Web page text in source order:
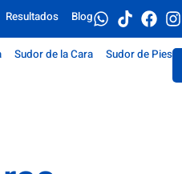
Resultados Blog
Sudor de la Cara Sudor de Pies